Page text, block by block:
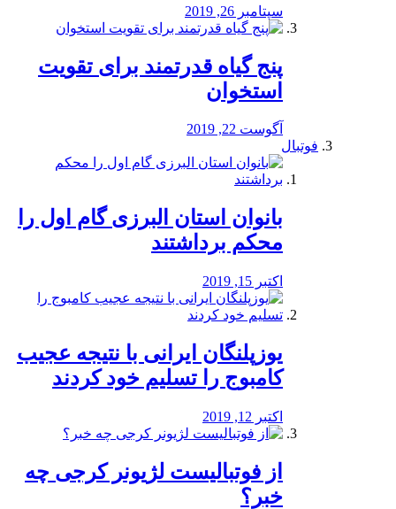
سپتامبر 26, 2019
پنج گیاه قدرتمند برای تقویت
استخوان
آگوست 22, 2019
فوتبال
بانوان استان البرزی گام اول را
محكم برداشتند
اکتبر 15, 2019
یوزپلنگان ایرانی با نتیجه عجیب
کامبوج را تسلیم خود کردند
اکتبر 12, 2019
از فوتبالیست لژیونر کرجی چه
خبر؟